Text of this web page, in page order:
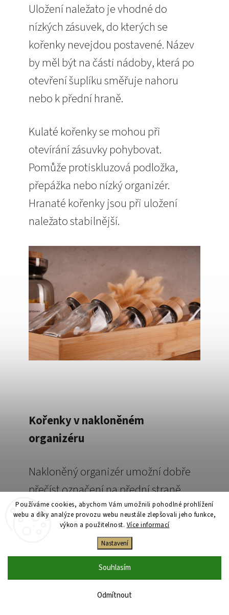
Používáme cookies, abychom Vám umožnili pohodlné prohlížení
webu a díky analýze provozu webu neustále zlepšovali jeho funkce,
výkon a použitelnost. Více informací
Nastavení
Odmítnout
Souhlasím
Uložení naležato je vhodné do
nízkých zásuvek, do kterých se
kořenky nevejdou postavené. Název
by měl být na části nádoby, která po
otevření šuplíku směřuje nahoru
nebo k přední hraně.
Kulaté kořenky se mohou při
otevírání zásuvky pohybovat.
Pomůže protiskluzová podložka,
přepážka nebo nízký organizér.
Hranaté kořenky jsou při uložení
naležato stabilnější.
Kořenky v nakloněném
organizéru
Nakloněný organizér umožní dobře
přečíst označení na přední straně
skla a usnadní vyjímání jednotlivých
nádob. Nevýhodou je, že zabírá část
dostupné výšky a hloubky.
Zásuvku proto měřte společně s
plánovaným organizérem. Kořenka,